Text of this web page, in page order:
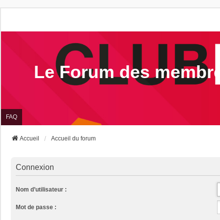
Le Forum des
FAQ
Accueil Accueil du forum
Connexion
Nom d’utilisateur :
Mot de passe :